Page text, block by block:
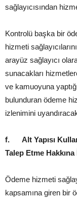
sağlayıcısından
Kontrolü başka bir
hizmeti
arayüz sağlayıcı
sunacakları
ve kamuoyuna
bulunduran ödeme
izlenimini
f. Alt Yapısı
Talep Etme
Ödeme hizmeti
kapsamına giren bir